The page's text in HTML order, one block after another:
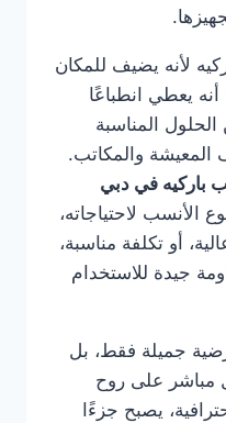
لأنه يضيف للمكان
أنه يعطي انطباعًا
الحلول المناسبة
والمكاتب.
باركيه في دبي
الأنسب لاحتياجاته،
أو تكلفة مناسبة،
جيدة للاستخدام
جميلة فقط، بل
مباشر على روح
يصبح جزءًا